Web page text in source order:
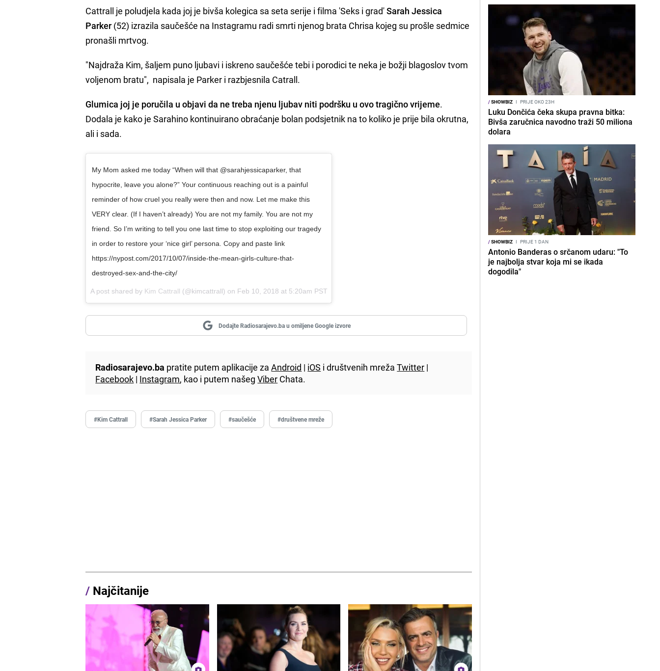
Cattrall je poludjela kada joj je bivša kolegica sa seta serije i filma 'Seks i grad'Sarah Jessica
Parker (52) izrazila saučešće na Instagramu radi smrti njenog brata Chrisa kojeg su prošle sedmice
pronašli mrtvog.
"Najdraža Kim, šaljem puno ljubavi i iskreno saučešće tebi i porodici te neka je božji blagoslov tvom
voljenom bratu", napisala je Parker i razbjesnila Catrall.
Glumica joj je poručila u objavi da ne treba njenu ljubav niti podršku u ovo tragično vrijeme.
Dodala je kako je Sarahino kontinuirano obraćanje bolan podsjetnik na to koliko je prije bila okrutna,
ali i sada.
My Mom asked me today “When will that @sarahjessicaparker, that
hypocrite, leave you alone?” Your continuous reaching out is a painful
reminder of how cruel you really were then and now. Let me make this
VERY clear. (If I haven’t already) You are not my family. You are not my
friend. So I’m writing to tell you one last time to stop exploiting our tragedy
in order to restore your ‘nice girl’ persona. Copy and paste link
https://nypost.com/2017/10/07/inside-the-mean-girls-culture-that-
destroyed-sex-and-the-city/
A post shared by Kim Cattrall (@kimcattrall) on Feb 10, 2018 at 5:20am PST
Dodajte Radiosarajevo.ba u omiljene Google izvore
Radiosarajevo.ba pratite putem aplikacije zaAndroid | iOS i društvenih mrežaTwitter |
Facebook | Instagram, kao i putem našegViber Chata.
#Kim Cattrall #Sarah Jessica Parker #saučešće #društvene mreže
/ Najčitanije
/SHOWBIZ I PRIJE OKO 23H
Luku Dončića čeka skupa pravna bitka:
Bivša zaručnica navodno traži 50 miliona
dolara
/SHOWBIZ I PRIJE 1 DAN
Antonio Banderas o srčanom udaru: "To
je najbolja stvar koja mi se ikada
dogodila"